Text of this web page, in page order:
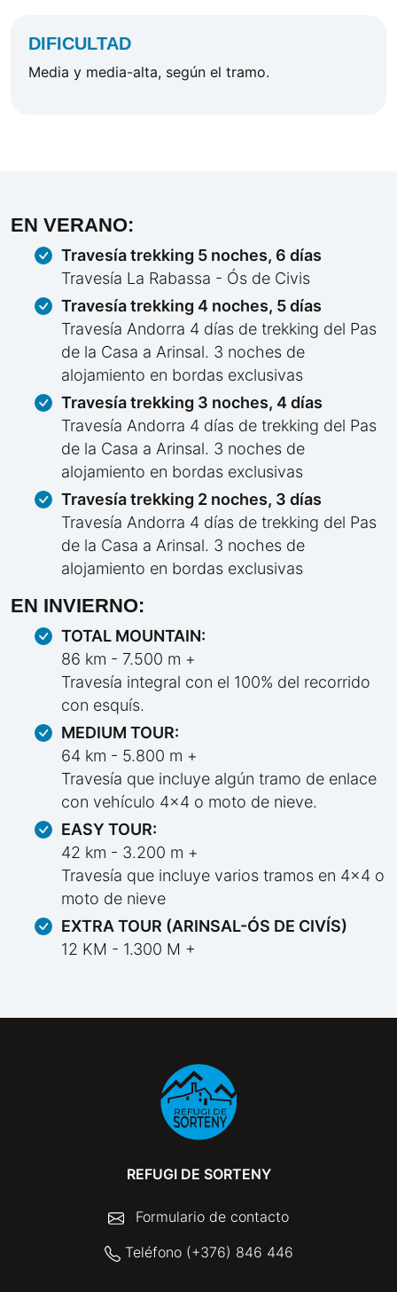
DIFICULTAD
Media y media-alta, según el tramo.
EN VERANO:
Travesía trekking 5 noches, 6 días
Travesía La Rabassa - Ós de Civis
Travesía trekking 4 noches, 5 días
Travesía Andorra 4 días de trekking del Pas
de la Casa a Arinsal. 3 noches de
alojamiento en bordas exclusivas
Travesía trekking 3 noches, 4 días
Travesía Andorra 4 días de trekking del Pas
de la Casa a Arinsal. 3 noches de
alojamiento en bordas exclusivas
Travesía trekking 2 noches, 3 días
Travesía Andorra 4 días de trekking del Pas
de la Casa a Arinsal. 3 noches de
alojamiento en bordas exclusivas
EN INVIERNO:
TOTAL MOUNTAIN:
86 km - 7.500 m +
Travesía integral con el 100% del recorrido
con esquís.
MEDIUM TOUR:
64 km - 5.800 m +
Travesía que incluye algún tramo de enlace
con vehículo 4x4 o moto de nieve.
EASY TOUR:
42 km - 3.200 m +
Travesía que incluye varios tramos en 4x4 o
moto de nieve
EXTRA TOUR (ARINSAL-ÓS DE CIVÍS)
12 KM - 1.300 M +
REFUGI DE SORTENY
Formulario de contacto
Teléfono (+376) 846 446